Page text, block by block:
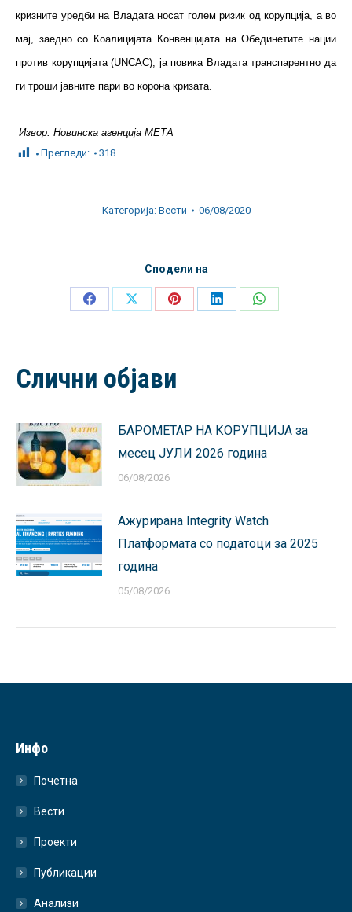
кризните уредби на Владата носат голем ризик од корупција, а во
мај, заедно со Коалицијата Конвенцијата на Обединетите нации
против корупцијата (UNCAC), ја повика Владата транспарентно да
ги троши јавните пари во корона кризата.
Извор: Новинска агенција МЕТА
Прегледи:
318
Категорија: Вести 06/08/2020
Сподели на
Share
Share
Share
Share
Share
Слични објави
БАРОМЕТАР НА КОРУПЦИЈА за
месец ЈУЛИ 2026 година
06/08/2026
Ажурирана Integrity Watch
Платформата со податоци за 2025
година
05/08/2026
Инфо
Почетна
Вести
Проекти
Публикации
Анализи